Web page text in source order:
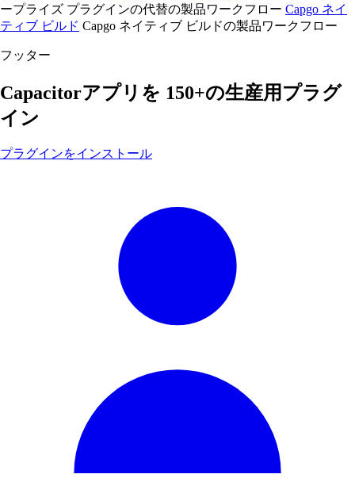
ープライズ プラグインの代替の製品ワークフロー Capgo ネイ
ティブ ビルド Capgo ネイティブ ビルドの製品ワークフロー
フッター
Capacitorアプリを 150+の生産用プラグ
イン
プラグインをインストール